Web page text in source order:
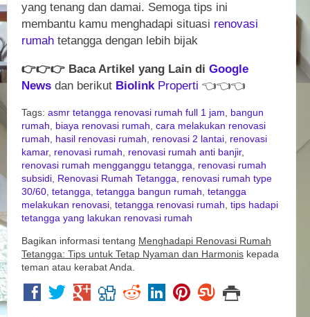
yang tenang dan damai. Semoga tips ini
membantu kamu menghadapi situasi renovasi
rumah tetangga dengan lebih bijak
👉👉👉 Baca Artikel yang Lain di Google
News dan berikut Biolink Properti 👈👈👈
Tags: asmr tetangga renovasi rumah full 1 jam, bangun
rumah, biaya renovasi rumah, cara melakukan renovasi
rumah, hasil renovasi rumah, renovasi 2 lantai, renovasi
kamar, renovasi rumah, renovasi rumah anti banjir,
renovasi rumah mengganggu tetangga, renovasi rumah
subsidi, Renovasi Rumah Tetangga, renovasi rumah type
30/60, tetangga, tetangga bangun rumah, tetangga
melakukan renovasi, tetangga renovasi rumah, tips hadapi
tetangga yang lakukan renovasi rumah
Bagikan informasi tentang Menghadapi Renovasi Rumah
Tetangga: Tips untuk Tetap Nyaman dan Harmonis kepada
teman atau kerabat Anda.